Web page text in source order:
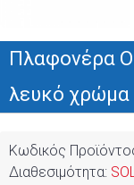
Πλαφονέρα
λευκό χρώμα
Κωδικός
Διαθεσιμότητα: